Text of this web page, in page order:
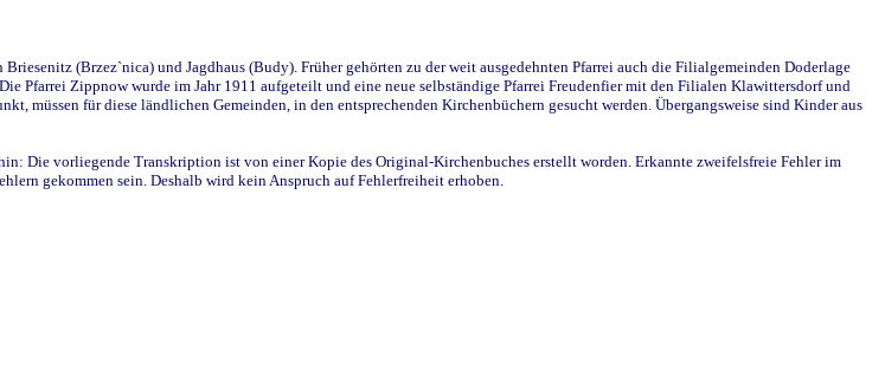
(Brzez`nica) und Jagdhaus (Budy). Früher gehörten zu der weit ausgedehnten Pfarrei auch die Filialgemeinden Doderlage
Pfarrei Zippnow wurde im Jahr 1911 aufgeteilt und eine neue selbständige Pfarrei Freudenfier mit den Filialen Klawittersdorf und
für diese ländlichen Gemeinden, in den entsprechenden Kirchenbüchern gesucht werden. Übergangsweise sind Kinder aus
Die vorliegende Transkription ist von einer Kopie des Original-Kirchenbuches erstellt worden. Erkannte zweifelsfreie Fehler im
gekommen sein. Deshalb wird kein Anspruch auf Fehlerfreiheit erhoben.